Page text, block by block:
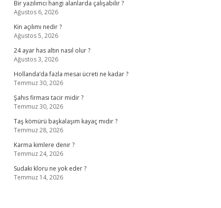
Bir yazılımcı hangi alanlarda çalışabilir ?
Ağustos 6, 2026
Kin açılımı nedir ?
Ağustos 5, 2026
24 ayar has altın nasıl olur ?
Ağustos 3, 2026
Hollanda’da fazla mesai ücreti ne kadar ?
Temmuz 30, 2026
Şahıs firması tacir midir ?
Temmuz 30, 2026
Taş kömürü başkalaşım kayaç mıdır ?
Temmuz 28, 2026
Karma kimlere denir ?
Temmuz 24, 2026
Sudaki kloru ne yok eder ?
Temmuz 14, 2026